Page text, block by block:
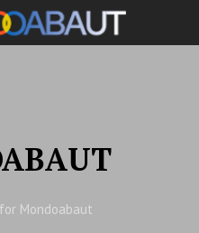
Mondoabaut